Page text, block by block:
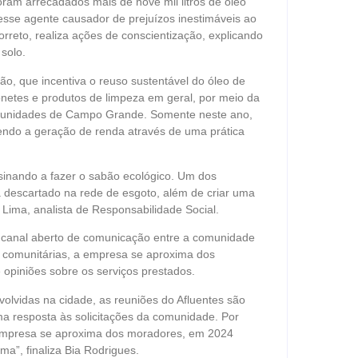
agente causador de prejuízos inestimáveis ao
realiza ações de conscientização, explicando
que incentiva o reuso sustentável do óleo de
e produtos de limpeza em geral, por meio da
de Campo Grande. Somente neste ano,
a geração de renda através de uma prática
a fazer o sabão ecológico. Um dos
na rede de esgoto, além de criar uma
analista de Responsabilidade Social.
aberto de comunicação entre a comunidade
a empresa se aproxima dos
sobre os serviços prestados.
na cidade, as reuniões do Afluentes são
resposta às solicitações da comunidade. Por
se aproxima dos moradores, em 2024
finaliza Bia Rodrigues.